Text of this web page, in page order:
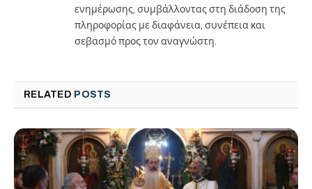
ενημέρωσης, συμβάλλοντας στη διάδοση της
πληροφορίας με διαφάνεια, συνέπεια και
σεβασμό προς τον αναγνώστη.
RELATED POSTS